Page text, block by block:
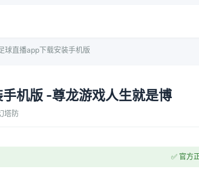
球直播app下载安装手机版
机版 -尊龙游戏人生就是博
塔防
✅ 官方